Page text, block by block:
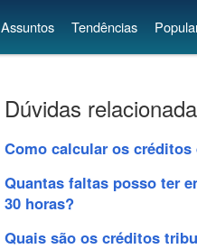
Assuntos Tendências
Dúvidas
Como calcular os
Quantas faltas posso ter
30 horas?
Quais são os créditos